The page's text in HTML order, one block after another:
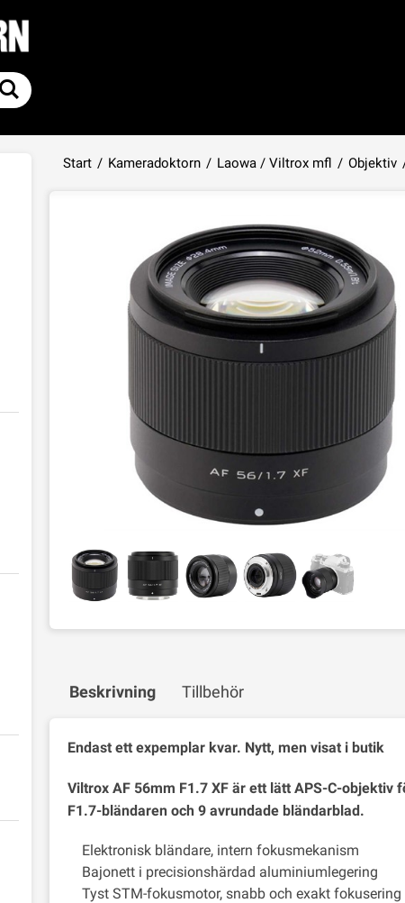
Start / Kameradoktorn / Laowa / Viltrox mfl / Objektiv
Beskrivning Tillbehör
Endast ett expemplar kvar. Nytt, men visat i butik
Viltrox AF 56mm F1.7 XF är ett lätt APS-C-
F1.7-bländaren och 9 avrundade bländarblad.
Elektronisk bländare, intern fokusmekanism
Bajonett i precisionshärdad aluminiumlegering
Tyst STM-fokusmotor, snabb och exakt fokusering